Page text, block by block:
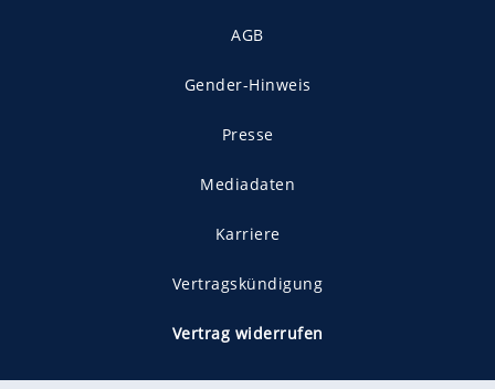
AGB
Gender-Hinweis
Presse
Mediadaten
Karriere
Vertragskündigung
Vertrag widerrufen